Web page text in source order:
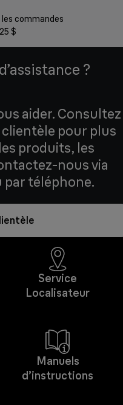
commandes
$
?
aider. Consultez
clientèle pour plus
produits, les
nous via
téléphone.
Service
Localisateur
Manuels
d’instructions